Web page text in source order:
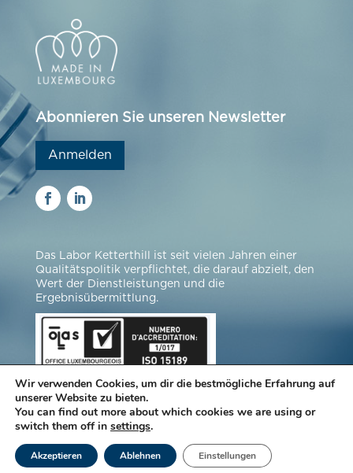
Abonnieren Sie unseren Newsletter
Anmelden
Das Labor Ketterthill ist seit vielen Jahren einer
Qualitätspolitik verpflichtet, die darauf abzielt, den
Wert der Dienstleistungen und die
Ergebnisübermittlung.
Datenschutz|Cookie-Einstellungen
Wir verwenden Cookies, um dir die bestmögliche Erfahrung auf
unserer Website zu bieten.
You can find out more about which cookies we are using or
switch them off in settings.
Akzeptieren Ablehnen Einstellungen